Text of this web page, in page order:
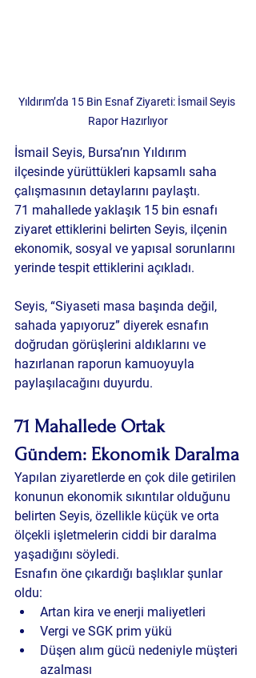
Yıldırım’da 15 Bin Esnaf Ziyareti: İsmail Seyis
Rapor Hazırlıyor
İsmail Seyis, Bursa’nın Yıldırım
ilçesinde yürüttükleri kapsamlı saha
çalışmasının detaylarını paylaştı.
71 mahallede yaklaşık 15 bin esnafı
ziyaret ettiklerini belirten Seyis, ilçenin
ekonomik, sosyal ve yapısal sorunlarını
yerinde tespit ettiklerini açıkladı.
Seyis, “Siyaseti masa başında değil,
sahada yapıyoruz” diyerek esnafın
doğrudan görüşlerini aldıklarını ve
hazırlanan raporun kamuoyuyla
paylaşılacağını duyurdu.
71 Mahallede Ortak
Gündem: Ekonomik Daralma
Yapılan ziyaretlerde en çok dile getirilen
konunun ekonomik sıkıntılar olduğunu
belirten Seyis, özellikle küçük ve orta
ölçekli işletmelerin ciddi bir daralma
yaşadığını söyledi.
Esnafın öne çıkardığı başlıklar şunlar
oldu:
Artan kira ve enerji maliyetleri
Vergi ve SGK prim yükü
Düşen alım gücü nedeniyle müşteri
azalması